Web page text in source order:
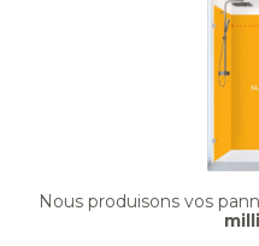
Nous produisons vos